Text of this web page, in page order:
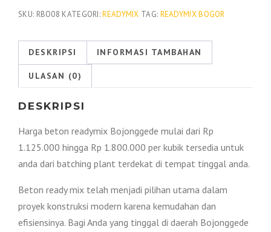
Readymix
Per
M3
2026
SKU: RBO08 KATEGORI:READYMIX TAG: READYMIX BOGOR
DESKRIPSI INFORMASI TAMBAHAN
ULASAN (0)
DESKRIPSI
Harga beton readymix Bojonggede mulai dari Rp
1.125.000 hingga Rp 1.800.000 per kubik tersedia untuk
anda dari batching plant terdekat di tempat tinggal anda.
Beton ready mix telah menjadi pilihan utama dalam
proyek konstruksi modern karena kemudahan dan
efisiensinya. Bagi Anda yang tinggal di daerah Bojonggede